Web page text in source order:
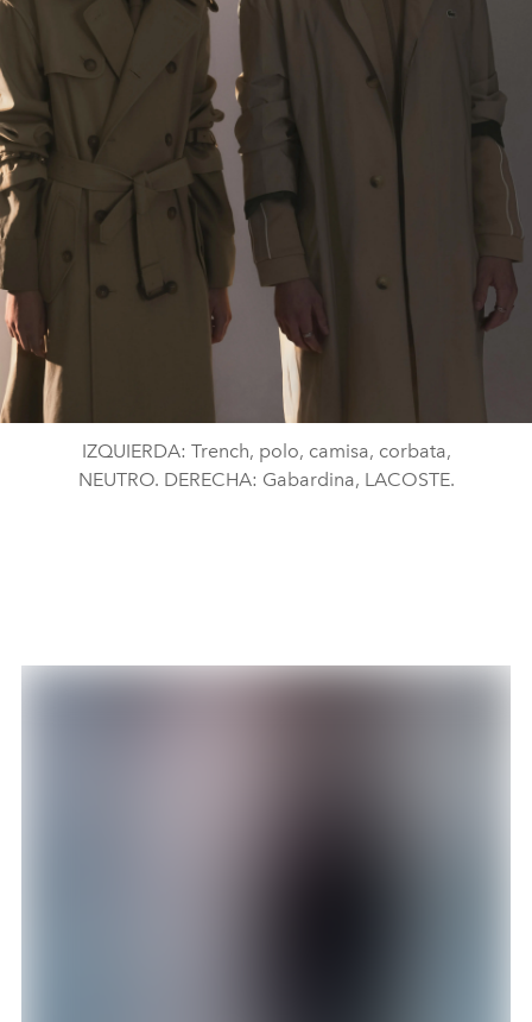
IZQUIERDA: Trench, polo, camisa, corbata,
NEUTRO. DERECHA: Gabardina, LACOSTE.